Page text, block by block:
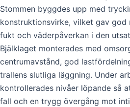
Stommen byggdes upp med
konstruktionsvirke, vilket gav
fukt och väderpåverkan i den
Bjälklaget monterades med
centrumavstånd, god
trallens slutliga läggning. Under
kontrollerades nivåer löpande så
fall och en trygg övergång mot